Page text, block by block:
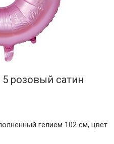
розовый сатин
гелием 102 см, цвет